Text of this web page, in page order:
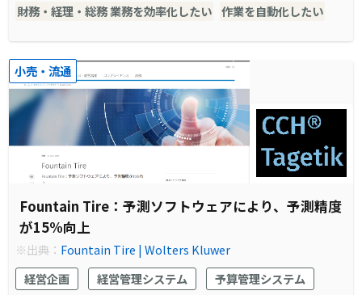
財務・経理・総務 業務を効率化したい 作業を自動化したい
小売・流通
Fountain Tire：予測ソフトウェアにより、予測精度
が15%向上
※出典： Fountain Tire | Wolters Kluwer
経営企画
経営管理システム
予算管理システム